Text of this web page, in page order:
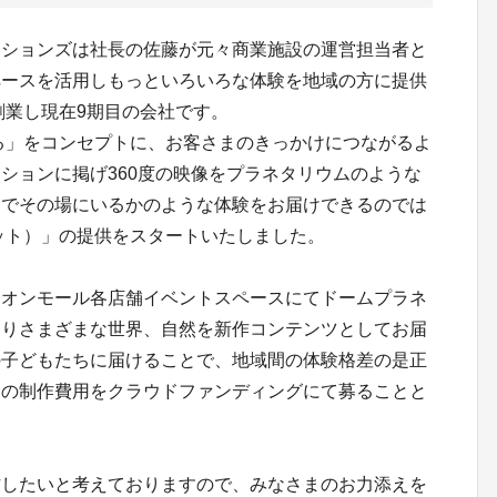
ョンズは社長の佐藤が元々商業施設の運営担当者と
スを活用しもっといろいろな体験を地域の方に提供
し現在9期目の会社です。
をコンセプトに、お客さまのきっかけにつながるよ
ョンに掲げ360度の映像をプラネタリウムのような
その場にいるかのような体験をお届けできるのでは
）」の提供をスタートいたしました。
ンモール各店舗イベントスペースにてドームプラネ
さまざまな世界、自然を新作コンテンツとしてお届
どもたちに届けることで、地域間の体験格差の是正
制作費用をクラウドファンディングにて募ることと
たいと考えておりますので、みなさまのお力添えを